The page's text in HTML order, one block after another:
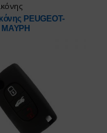
PEUGEOT-
ΜΑΥΡΗ